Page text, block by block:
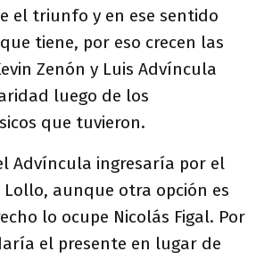
el triunfo y en ese sentido
tiene, por eso crecen las
Zenón y Luis Advíncula
luego de los
que tuvieron.
Advíncula ingresaría por el
aunque otra opción es
lo ocupe Nicolás Figal. Por
el presente en lugar de